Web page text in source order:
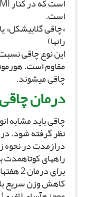
است.
«چاقى گلابى‏شکل»
ران‏ها)
این نوع چاقى
مقاوم است.
چاقى مى‏شوند.
درمان
چاقى باید مشابه
نظر گرفته شود.
درازمدت در نحوه
راههاى
براى
کاهش وزن سریع